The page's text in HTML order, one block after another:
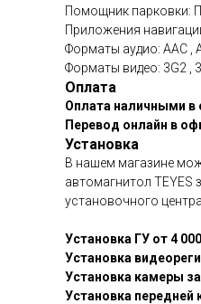
Помощник парковки:
Приложения
Форматы аудио: AAC ,
Форматы видео: 3G2 ,
Оплата
Оплата наличными в
Перевод онлайн в
Установка
В нашем магазине
автомагнитол
установочного
Установка ГУ от 4
Установка
Установка камеры
Установка передней